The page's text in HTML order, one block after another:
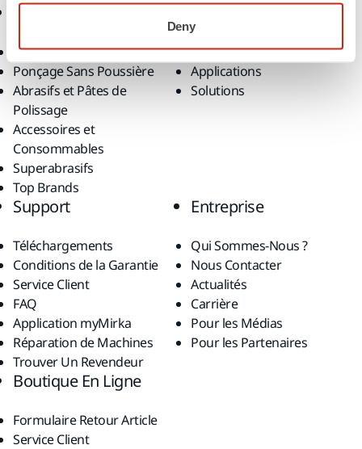
Deny
Produits
Outils Électroportatifs
Ponçage Sans Poussière
Abrasifs et Pâtes de
Polissage
Accessoires et
Consommables
Superabrasifs
Top Brands
Secteurs
Applications
Solutions
Support
Téléchargements
Conditions de la Garantie
Service Client
FAQ
Application myMirka
Réparation de Machines
Trouver Un Revendeur
Entreprise
Qui Sommes-Nous ?
Nous Contacter
Actualités
Carrière
Pour les Médias
Pour les Partenaires
Boutique En Ligne
Formulaire Retour Article
Service Client